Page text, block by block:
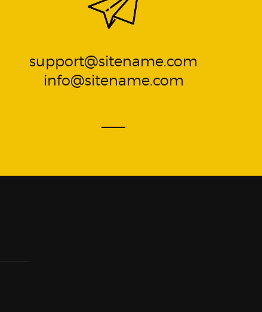
support@sitename.com
info@sitename.com